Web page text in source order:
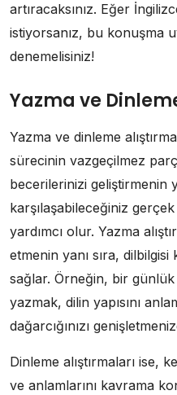
artıracaksınız. Eğer
istiyorsanız, bu konuşma
denemelisiniz!
Yazma ve
Yazma ve dinleme
sürecinin vazgeçilmez
becerilerinizi geliştirmenin
karşılaşabileceğiniz
yardımcı olur. Yazma
etmenin yanı sıra,
sağlar. Örneğin, bir
yazmak, dilin yapısını
dağarcığınızı
Dinleme alıştırmaları ise,
ve anlamlarını kavrama